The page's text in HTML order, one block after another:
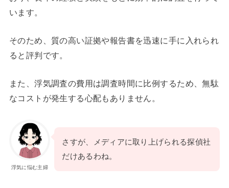
います。
そのため、質の高い証拠や報告書を迅速に手に入れられ
ると評判です。
また、浮気調査の費用は調査時間に比例するため、無駄
なコストが発生する心配もありません。
浮気に悩む主婦
さすが、メディアに取り上げられる探偵社
だけあるわね。